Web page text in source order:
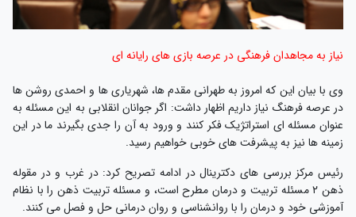
نیاز به مجاهدان فرهنگی در عرصه بازی های رایانه ای
وی با بیان این که امروز به طهرانی مقدم ها، شهریاری ها و احمدی روشن ها
در عرصه فرهنگ نیاز داریم اظهار داشت: اگر جوانان انقلابی به این مسئله به
عنوان مسئله ای استراتژیک فکر کنند و ورود به آن را جدی بگیرند ما در این
زمینه ها نیز به پیشرفت های خوبی خواهیم رسید.
رئیس مرکز بررسی های دکترینال در ادامه تصریح کرد: در غرب و در مقوله
ذهن ۲ مسئله تربیت و درمان مطرح است، و مسئله تربیت ذهن را با نظام
آموزشی خود و درمان را با روانشناسی و روان درمانی حل و فصل می کنند.